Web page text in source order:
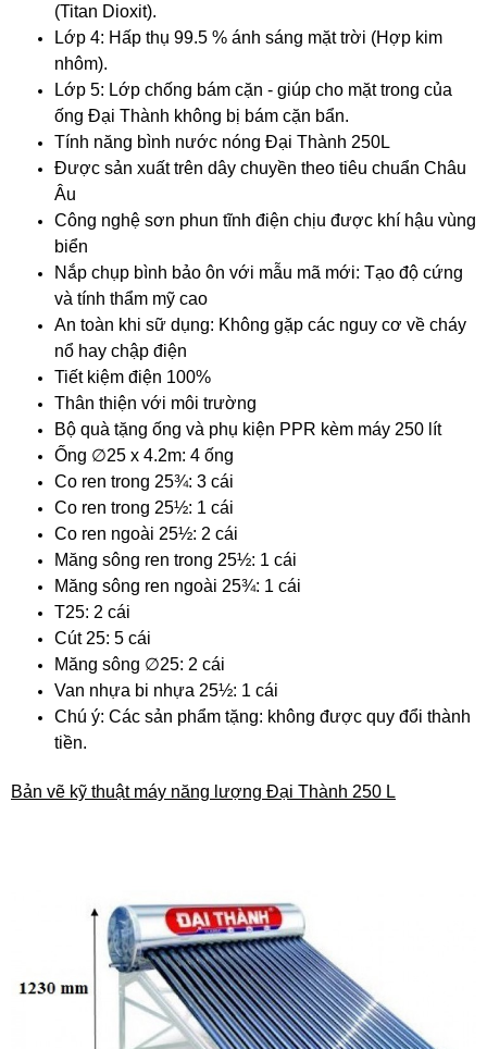
(Titan Dioxit).
Lớp 4: Hấp thụ 99.5 % ánh sáng mặt trời (Hợp kim
nhôm).
Lớp 5: Lớp chống bám cặn - giúp cho mặt trong của
ống Đại Thành không bị bám cặn bẩn.
Tính năng bình nước nóng Đại Thành 250L
Được sản xuất trên dây chuyền theo tiêu chuẩn Châu
Âu
Công nghệ sơn phun tĩnh điện chịu được khí hậu vùng
biển
Nắp chụp bình bảo ôn với mẫu mã mới: Tạo độ cứng
và tính thẩm mỹ cao
An toàn khi sữ dụng: Không gặp các nguy cơ về cháy
nổ hay chập điện
Tiết kiệm điện 100%
Thân thiện với môi trường
Bộ quà tặng ống và phụ kiện PPR kèm máy 250 lít
Ống ∅25 x 4.2m: 4 ống
Co ren trong 25¾: 3 cái
Co ren trong 25½: 1 cái
Co ren ngoài 25½: 2 cái
Măng sông ren trong 25½: 1 cái
Măng sông ren ngoài 25¾: 1 cái
T25: 2 cái
Cút 25: 5 cái
Măng sông ∅25: 2 cái
Van nhựa bi nhựa 25½: 1 cái
Chú ý: Các sản phẩm tặng: không được quy đổi thành
tiền.
Bản vẽ kỹ thuật máy năng lượng Đại Thành 250 L